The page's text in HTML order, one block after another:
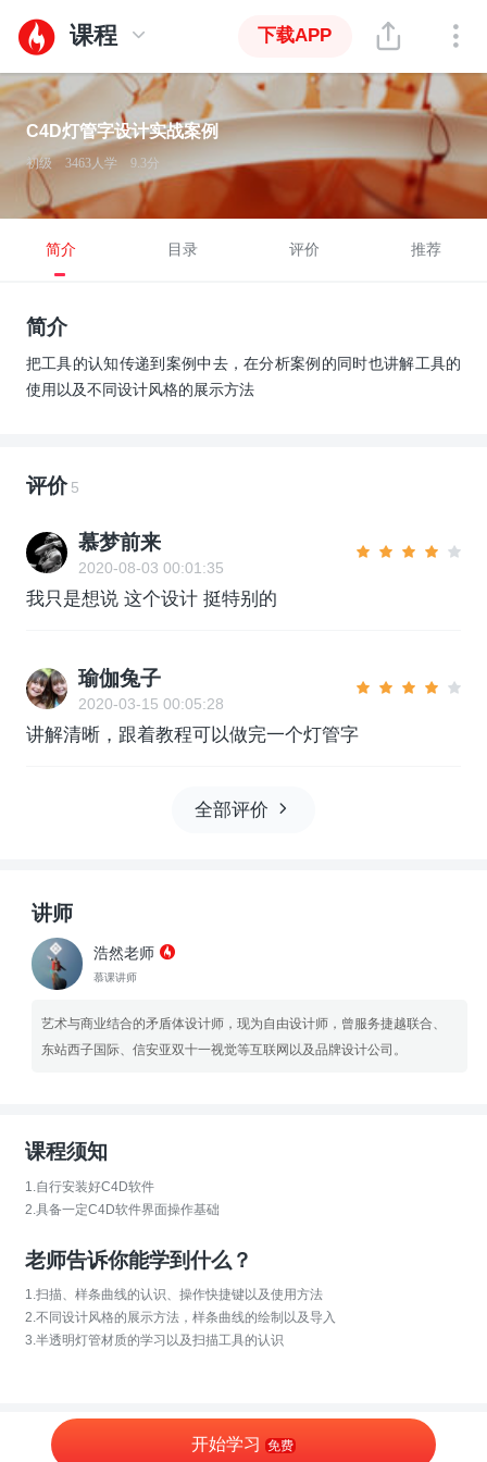
课程 下载APP
C4D灯管字设计实战案例
初级 3463人学 9.3分
简介 目录 评价 推荐
简介
把工具的认知传递到案例中去，在分析案例的同时也讲解工具的
使用以及不同设计风格的展示方法
评价 5
慕梦前来
2020-08-03 00:01:35
我只是想说 这个设计 挺特别的
瑜伽兔子
2020-03-15 00:05:28
讲解清晰，跟着教程可以做完一个灯管字
全部评价
讲师
浩然老师
慕课讲师
艺术与商业结合的矛盾体设计师，现为自由设计师，曾服务捷越联合、
东站西子国际、信安亚双十一视觉等互联网以及品牌设计公司。
课程须知
1.自行安装好C4D软件
2.具备一定C4D软件界面操作基础
老师告诉你能学到什么？
1.扫描、样条曲线的认识、操作快捷键以及使用方法
2.不同设计风格的展示方法，样条曲线的绘制以及导入
3.半透明灯管材质的学习以及扫描工具的认识
开始学习 免费